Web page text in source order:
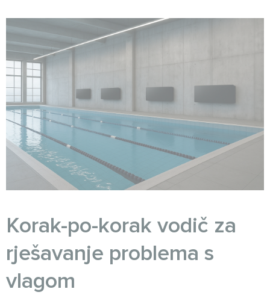
Korak-po-korak vodič za
rješavanje problema s
vlagom